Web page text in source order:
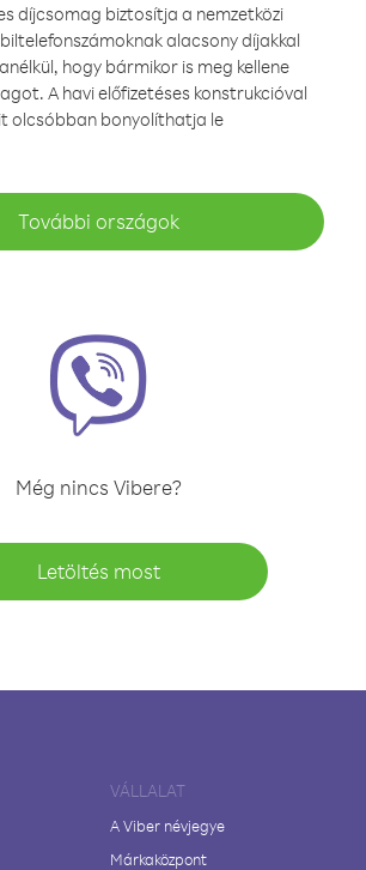
díjcsomag biztosítja a nemzetközi
alacsony díjakkal
hogy bármikor is meg kellene
A havi előfizetéses konstrukcióval
olcsóbban bonyolíthatja le
További országok
Még nincs Vibere?
Letöltés most
VÁLLALAT
A Viber névjegye
Márkaközpont